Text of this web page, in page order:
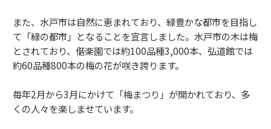
また、水戸市は自然に恵まれており、緑豊かな都市を目指し
て「緑の都市」となることを宣言しました。水戸市の木は梅
とされており、偕楽園では約100品種3,000本、弘道館では
約60品種800本の梅の花が咲き誇ります。
毎年2月から3月にかけて「梅まつり」が開かれており、多
くの人々を楽しませています。